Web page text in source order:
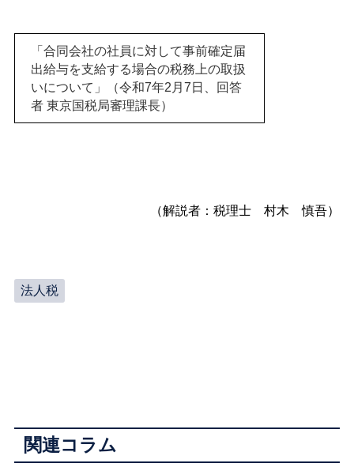
「合同会社の社員に対して事前確定届
出給与を支給する場合の税務上の取扱
いについて」（令和7年2月7日、回答
者 東京国税局審理課長）
（解説者：税理士 村木 慎吾）
法人税
関連コラム